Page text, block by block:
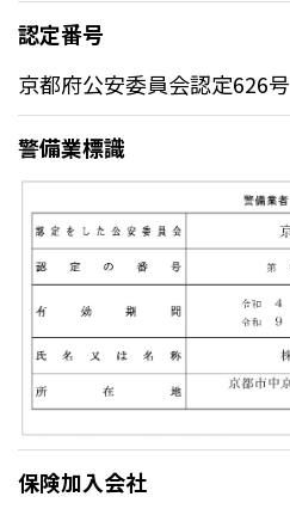
認定番号
京都府公安委員会認定626号
警備業標識
保険加入会社